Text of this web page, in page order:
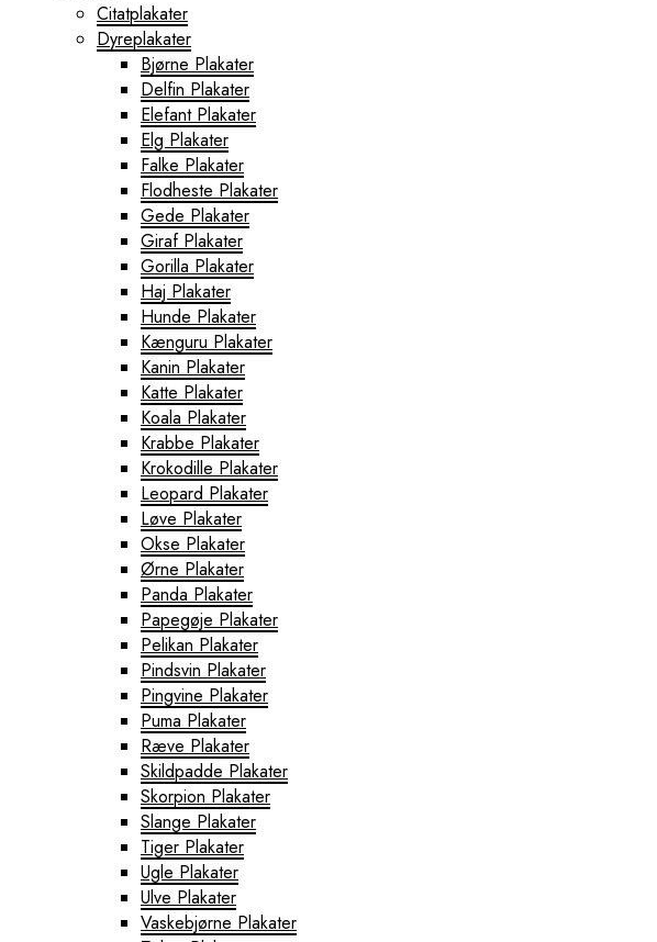
Citatplakater
Dyreplakater
Bjørne Plakater
Delfin Plakater
Elefant Plakater
Elg Plakater
Falke Plakater
Flodheste Plakater
Gede Plakater
Giraf Plakater
Gorilla Plakater
Haj Plakater
Hunde Plakater
Kænguru Plakater
Kanin Plakater
Katte Plakater
Koala Plakater
Krabbe Plakater
Krokodille Plakater
Leopard Plakater
Løve Plakater
Okse Plakater
Ørne Plakater
Panda Plakater
Papegøje Plakater
Pelikan Plakater
Pindsvin Plakater
Pingvine Plakater
Puma Plakater
Ræve Plakater
Skildpadde Plakater
Skorpion Plakater
Slange Plakater
Tiger Plakater
Ugle Plakater
Ulve Plakater
Vaskebjørne Plakater